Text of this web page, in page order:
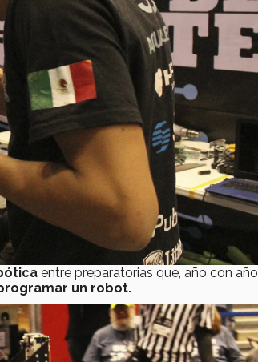
entre preparatorias que, año con año,
un robot.